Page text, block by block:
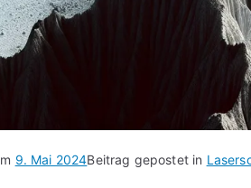
9. Mai 2024Beitrag gepostet in